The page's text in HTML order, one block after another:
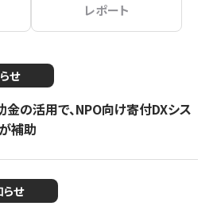
レポート
せ
金の活用で、NPO向け寄付DXシス
補助
らせ